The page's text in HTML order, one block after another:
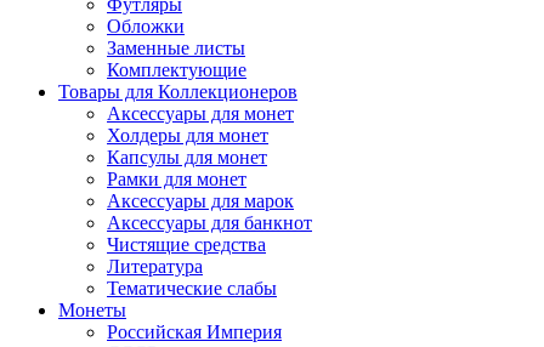
Футляры
Обложки
Заменные листы
Комплектующие
Товары для Коллекционеров
Аксессуары для монет
Холдеры для монет
Капсулы для монет
Рамки для монет
Аксессуары для марок
Аксессуары для банкнот
Чистящие средства
Литература
Тематические слабы
Монеты
Российская Империя